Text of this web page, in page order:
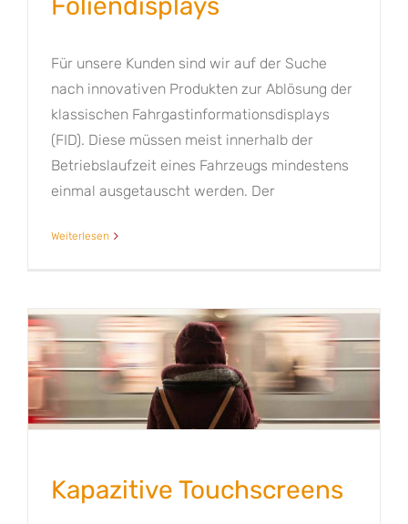
Für unsere Kunden sind wir auf der Suche
nach innovativen Produkten zur Ablösung der
klassischen Fahrgastinformationsdisplays
(FID). Diese müssen meist innerhalb der
Betriebslaufzeit eines Fahrzeugs mindestens
einmal ausgetauscht werden. Der
Weiterlesen
Kapazitive Touchscreens